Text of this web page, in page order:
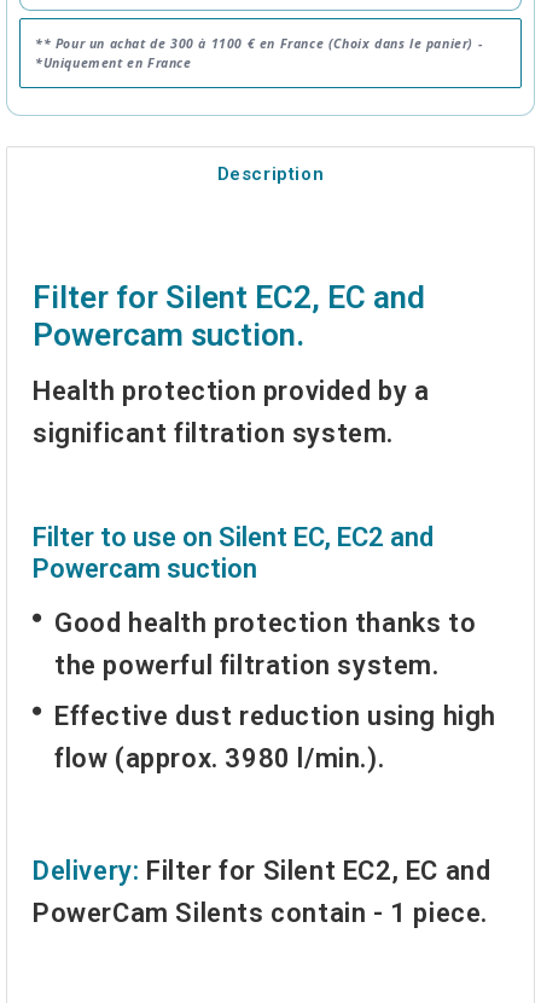
** Pour un achat de 300 à 1100 € en France (Choix dans le panier) -
*Uniquement en France
Description
Filter for Silent EC2, EC and
Powercam suction.
Health protection provided by a
significant filtration system.
Filter to use on Silent EC, EC2 and
Powercam suction
Good health protection thanks to
the powerful filtration system.
Effective dust reduction using high
flow (approx. 3980 l/min.).
Delivery: Filter for Silent EC2, EC and
PowerCam Silents contain - 1 piece.